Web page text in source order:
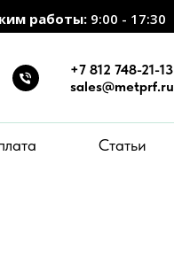
работы: 9:00 - 17:30
+7 812 748-21-13
sales@metprf.ru
Статьи